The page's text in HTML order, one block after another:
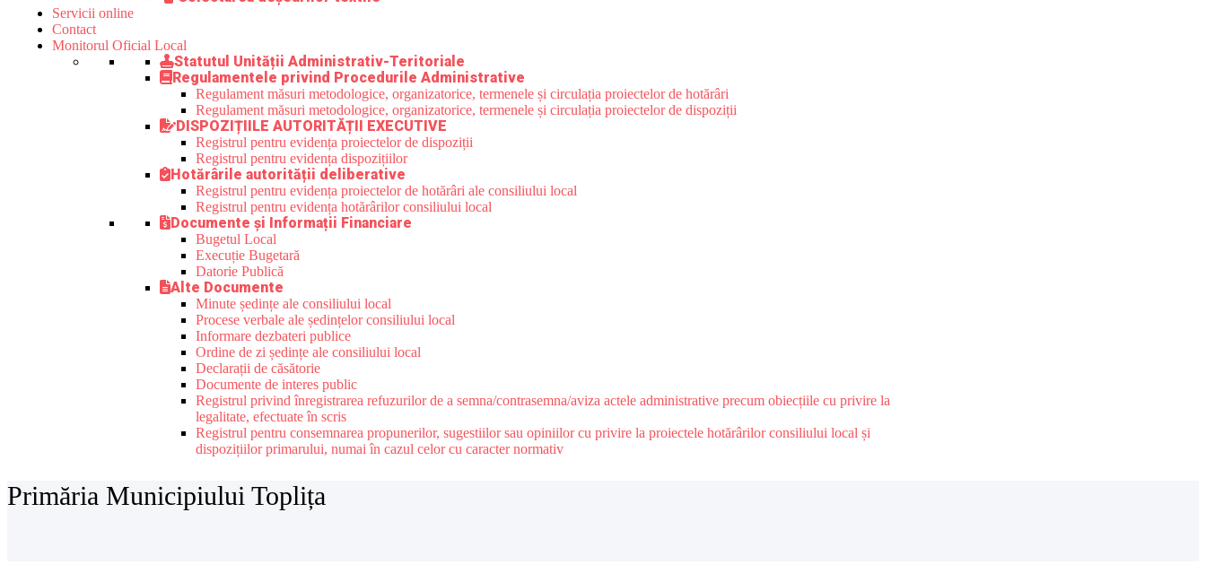
Servicii online
Contact
Monitorul Oficial Local
Statutul Unității Administrativ-Teritoriale
Regulamentele privind Procedurile Administrative
Regulament măsuri metodologice, organizatorice, termenele și circulația proiectelor de hotărâri
Regulament măsuri metodologice, organizatorice, termenele și circulația proiectelor de dispoziții
DISPOZIȚIILE AUTORITĂȚII EXECUTIVE
Registrul pentru evidența proiectelor de dispoziții
Registrul pentru evidența dispozițiilor
Hotărârile autorității deliberative
Registrul pentru evidența proiectelor de hotărâri ale consiliului local
Registrul pentru evidența hotărârilor consiliului local
Documente și Informații Financiare
Bugetul Local
Execuție Bugetară
Datorie Publică
Alte Documente
Minute ședințe ale consiliului local
Procese verbale ale ședințelor consiliului local
Informare dezbateri publice
Ordine de zi ședințe ale consiliului local
Declarații de căsătorie
Documente de interes public
Registrul privind înregistrarea refuzurilor de a semna/contrasemna/aviza actele administrative precum obiecțiile cu privire la
legalitate, efectuate în scris
Registrul pentru consemnarea propunerilor, sugestiilor sau opiniilor cu privire la proiectele hotărârilor consiliului local și
dispozițiilor primarului, numai în cazul celor cu caracter normativ
Primăria Municipiului Toplița